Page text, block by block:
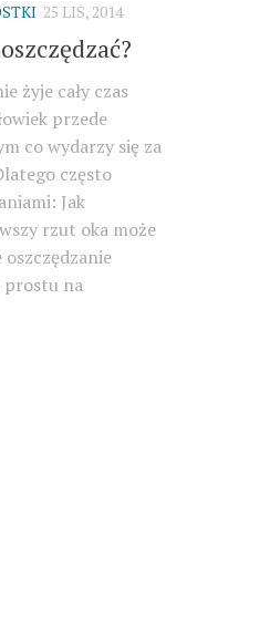
25 LIS, 2014
żyje cały czas
przede
co wydarzy się za
często
Jak
rzut oka może
oszczędzanie
prostu na